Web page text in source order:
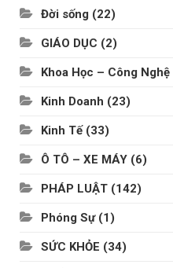
Đời sống (22)
GIÁO DỤC (2)
Khoa Học – Công Nghệ
Kinh Doanh (23)
Kinh Tế(33)
Ô TÔ – XE MÁY (6)
PHÁP LUẬT (142)
Phóng Sự(1)
SỨC KHỎE (34)